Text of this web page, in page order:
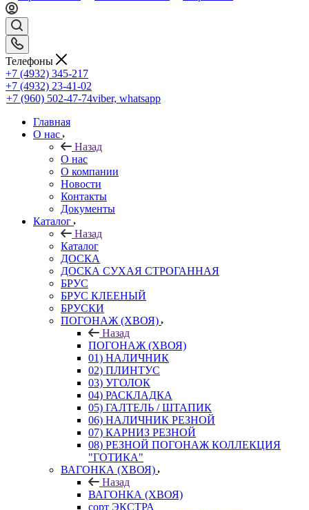
Телефоны
+7 (4932) 345-217
+7 (4932) 23-41-02
+7 (960) 502-47-74viber, whatsapp
Главная
О нас
Назад
О нас
О компании
Новости
Контакты
Документы
Каталог
Назад
Каталог
ДОСКА
ДОСКА СУХАЯ СТРОГАННАЯ
БРУС
БРУС КЛЕЕНЫЙ
БРУСКИ
ПОГОНАЖ (ХВОЯ)
Назад
ПОГОНАЖ (ХВОЯ)
01) НАЛИЧНИК
02) ПЛИНТУС
03) УГОЛОК
04) РАСКЛАДКА
05) ГАЛТЕЛЬ / ШТАПИК
06) НАЛИЧНИК РЕЗНОЙ
07) КАРНИЗ РЕЗНОЙ
08) РЕЗНОЙ ПОГОНАЖ КОЛЛЕКЦИЯ
"ГОТИКА"
ВАГОНКА (ХВОЯ)
Назад
ВАГОНКА (ХВОЯ)
сорт ЭКСТРА